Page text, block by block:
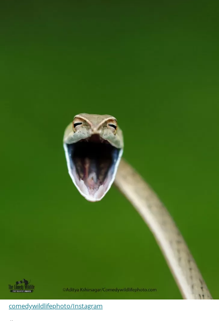
comedywildlifephoto/Instagram